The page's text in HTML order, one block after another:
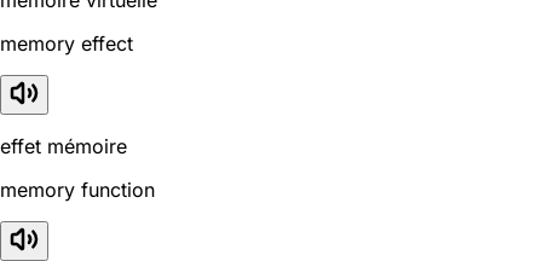
memory effect
effet mémoire
memory function